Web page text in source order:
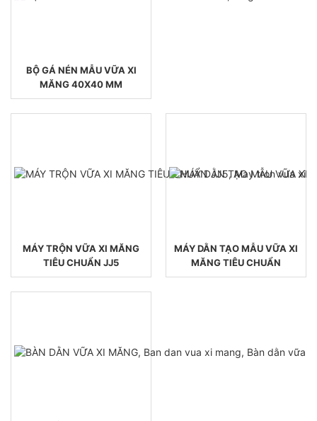
BỘ GÁ NÉN MẪU VỮA XI
MĂNG 40X40 MM
MÁY TRỘN VỮA XI MĂNG
TIÊU CHUẨN JJ5
MÁY DẰN TẠO MẪU VỮA XI
MĂNG TIÊU CHUẨN